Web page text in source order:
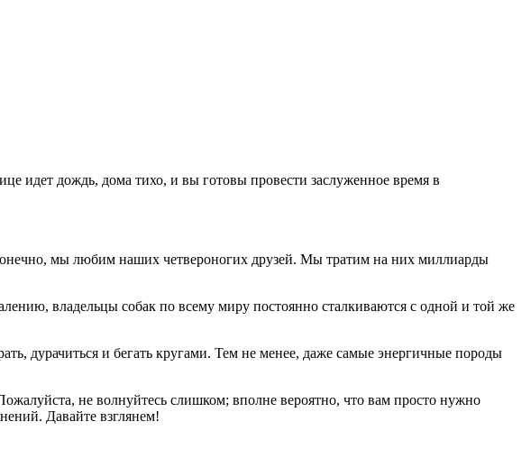
идет дождь, дома тихо, и вы готовы провести заслуженное время в
мы любим наших четвероногих друзей. Мы тратим на них миллиарды
владельцы собак по всему миру постоянно сталкиваются с одной и той же
дурачиться и бегать кругами. Тем не менее, даже самые энергичные породы
не волнуйтесь слишком; вполне вероятно, что вам просто нужно
Давайте взглянем!